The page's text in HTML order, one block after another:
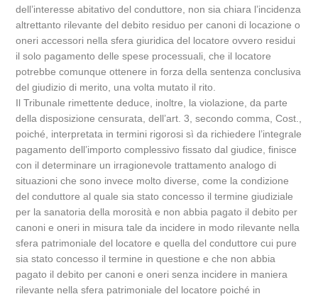
dell’interesse abitativo del conduttore, non sia chiara l’incidenza
altrettanto rilevante del debito residuo per canoni di locazione o
oneri accessori nella sfera giuridica del locatore ovvero residui
il solo pagamento delle spese processuali, che il locatore
potrebbe comunque ottenere in forza della sentenza conclusiva
del giudizio di merito, una volta mutato il rito.
Il Tribunale rimettente deduce, inoltre, la violazione, da parte
della disposizione censurata, dell’art. 3, secondo comma, Cost.,
poiché, interpretata in termini rigorosi sì da richiedere l’integrale
pagamento dell’importo complessivo fissato dal giudice, finisce
con il determinare un irragionevole trattamento analogo di
situazioni che sono invece molto diverse, come la condizione
del conduttore al quale sia stato concesso il termine giudiziale
per la sanatoria della morosità e non abbia pagato il debito per
canoni e oneri in misura tale da incidere in modo rilevante nella
sfera patrimoniale del locatore e quella del conduttore cui pure
sia stato concesso il termine in questione e che non abbia
pagato il debito per canoni e oneri senza incidere in maniera
rilevante nella sfera patrimoniale del locatore poiché in